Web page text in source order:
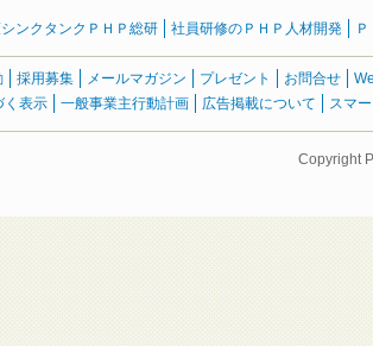
ンクタンクＰＨＰ総研 社員研修のＰＨＰ人材開発
採用募集 メールマガジン プレゼント お問合せ
く表示
一般事業主行動計画 広告掲載について スマ
Copyright